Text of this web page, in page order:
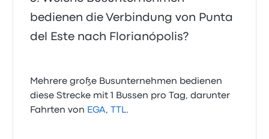
bedienen die Verbindung von Punta
del Este nach Florianópolis?
Mehrere große Busunternehmen bedienen
diese Strecke mit 1 Bussen pro Tag, darunter
Fahrten von EGA, TTL.